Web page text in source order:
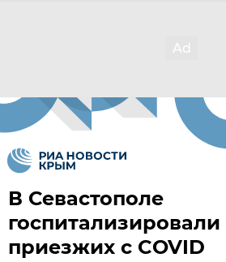
В Севастополе
госпитализировали
приезжих c COVID